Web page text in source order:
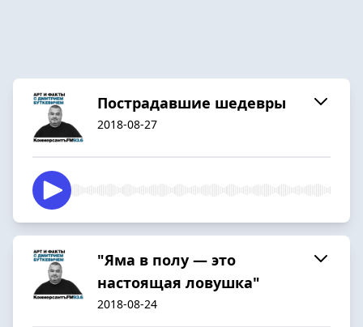
Пострадавшие шедевры
2018-08-27
"Яма в полу — это
настоящая ловушка"
2018-08-24